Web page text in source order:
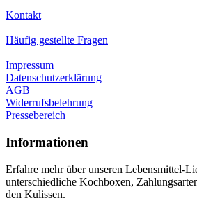
Kontakt
Häufig gestellte Fragen
Impressum
Datenschutzerklärung
AGB
Widerrufsbelehrung
Pressebereich
Informationen
Erfahre mehr über unseren Lebensmittel-
unterschiedliche Kochboxen,
den Kulissen.